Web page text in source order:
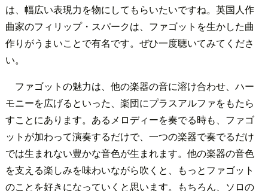
は、幅広い表現力を物にしてもらいたいですね。英国人作
曲家のフィリップ・スパークは、ファゴットを生かした曲
作りがうまいことで有名です。ぜひ一度聴いてみてくださ
い。
ファゴットの魅力は、他の楽器の音に溶け合わせ、ハー
モニーを広げるといった、楽団にプラスアルファをもたら
すことにあります。あるメロディーを奏でる時も、ファゴ
ットが加わって演奏するだけで、一つの楽器で奏でるだけ
では生まれない豊かな音色が生まれます。他の楽器の音色
を支える楽しみを味わいながら吹くと、もっとファゴット
のことを好きになっていくと思います。もちろん、ソロの